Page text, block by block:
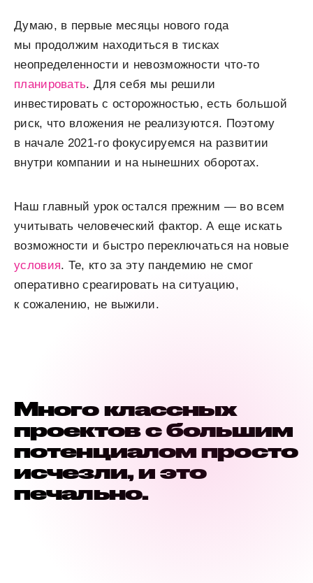
Думаю, в первые месяцы нового года
мы продолжим находиться в тисках
неопределенности и невозможности что-то
планировать. Для себя мы решили
инвестировать с осторожностью, есть большой
риск, что вложения не реализуются. Поэтому
в начале 2021-го фокусируемся на развитии
внутри компании и на нынешних оборотах.
Наш главный урок остался прежним — ​во всем
учитывать человеческий фактор. А еще искать
возможности и быстро переключаться на новые
условия. Те, кто за эту пандемию не смог
оперативно среагировать на ситуацию,
к сожалению, не выжили.
Много классных
проектов с большим
потенциалом просто
исчезли, и это
печально.